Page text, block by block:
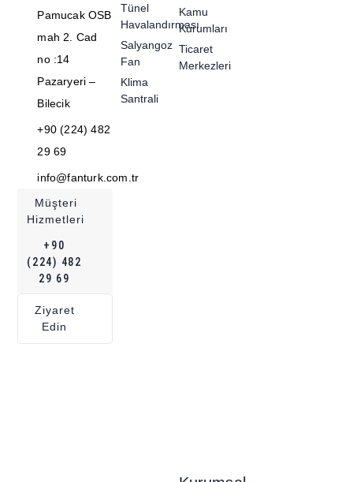
Pamucak OSB
mah 2. Cad
no :14
Pazaryeri –
Bilecik
+90 (224) 482
29 69
info@fanturk.com.tr
Müşteri
Hizmetleri
+90
(224) 482
29 69
Ziyaret
Edin
Tünel
Havalandırması
Salyangoz
Fan
Klima
Santrali
Kamu
Kurumları
Ticaret
Merkezleri